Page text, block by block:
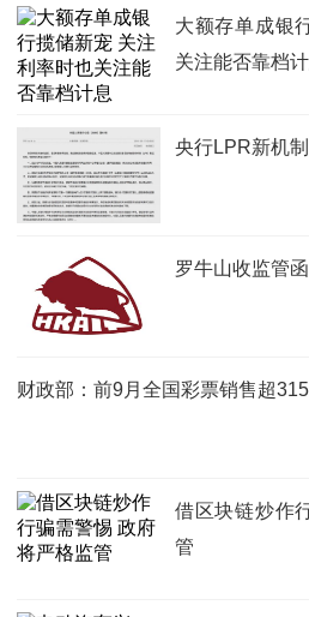
大额存单成银
关注能否靠档
央行LPR新机
罗牛山收监管
财政部：前9月全国彩票销售超
借区块链炒作
管